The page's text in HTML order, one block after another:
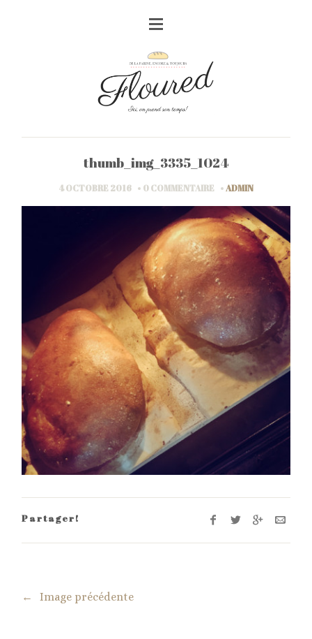
thumb_img_3335_1024
4 OCTOBRE 2016 0 COMMENTAIRE ADMIN
Partager!
← Image précédente